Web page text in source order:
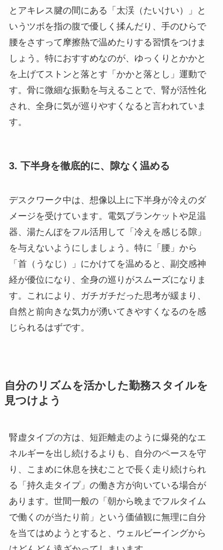
とアキレス腱の間にある「太渓（たいけい）」と
いうツボを指の腹で優しく揉んだり、手のひらで
腰をさすって摩擦熱で温めたりする習慣をつけま
しょう。特におすすめなのが、ゆっくりとかかと
を上げてストンと落とす「かかと落とし」運動で
す。骨に微細な振動を与えることで、腎が活性化
され、全身に気が巡りやすくなると言われていま
す。
3. 下半身を徹底的に、隙なく温める
デスクワーク中は、想像以上に下半身が冷えのダ
メージを受けています。電気ブランケットや足温
器、湯たんぽをフル活用して「冷えを感じる隙」
を与えないようにしましょう。特に「腰」から
「首（うなじ）」にかけてを温めると、副交感神
経が優位になり、全身の巡りがスムーズになりま
す。これにより、ガチガチだった思考が緩まり、
自然と前向きな気力が湧いてきやすくなるのを感
じられるはずです。
自分のリズムを活かした勤務スタイルを
見つけよう
腎虚タイプの方は、短距離走のように爆発的なエ
ネルギーを出し続けるよりも、自分のペースを守
り、こまめに休息を挟むことで長く走り続けられ
る「持久走タイプ」の働き方が向いている場合が
あります。世間一般の「朝から晩までフルタイム
で働くのが当たり前」という価値観に無理に自分
を当てはめようとすると、ウェルビーイングから